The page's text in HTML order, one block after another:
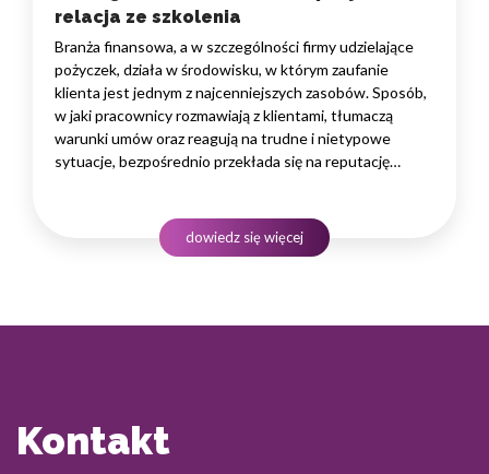
relacja ze szkolenia
Branża finansowa, a w szczególności firmy udzielające
pożyczek, działa w środowisku, w którym zaufanie
klienta jest jednym z najcenniejszych zasobów. Sposób,
w jaki pracownicy rozmawiają z klientami, tłumaczą
warunki umów oraz reagują na trudne i nietypowe
sytuacje, bezpośrednio przekłada się na reputację
produktowej, lecz także rozwiniętych kompetencji
komunikacyjnych, empatii…
dowiedz się więcej
Kontakt